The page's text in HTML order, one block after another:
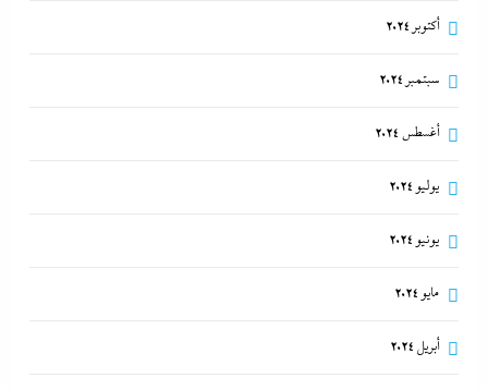
أكتوبر 2024
سبتمبر 2024
أغسطس 2024
يوليو 2024
يونيو 2024
مايو 2024
أبريل 2024